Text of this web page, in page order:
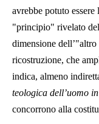
avrebbe potuto essere
"principio" rivelato
dimensione
ricostruzione, che
indica, almeno
teologica dell’uomo
concorrono alla